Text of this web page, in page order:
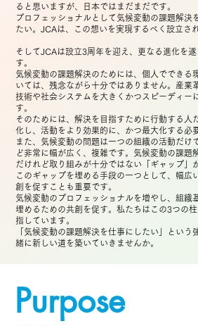
ると思いますが、日本ではまだまだです。
プロフェッショナルとして気候変動の課題解決
たい。JCAは、この想いを実現するべく設立さ
そしてJCAは設立3周年を迎え、更なる進化を
す。
気候変動の課題解決のためには、個人でできる
いては、残念ながら十分ではありません。産業
技術や社会システムを大きくかつスピーディー
す。
そのためには、解決を目指すために行動する人
化し、活動をより効果的に、かつ最大化する必
また、気候変動の問題は一つの組織の活動だけ
ど非常に幅が広く、複雑です。気候変動の課題
だけれど取り組みが十分ではない「ギャップ」
このギャップを埋める手段の一つとして、幅広
創を促すことも重要です。
気候変動のプロフェッショナルを増やし、組織
埋めるための共創を促す。私たちはこの3つの
指しています。
「気候変動の課題解決を仕事にしたい」という
緒に新しい道を築いていきませんか。
Purpose